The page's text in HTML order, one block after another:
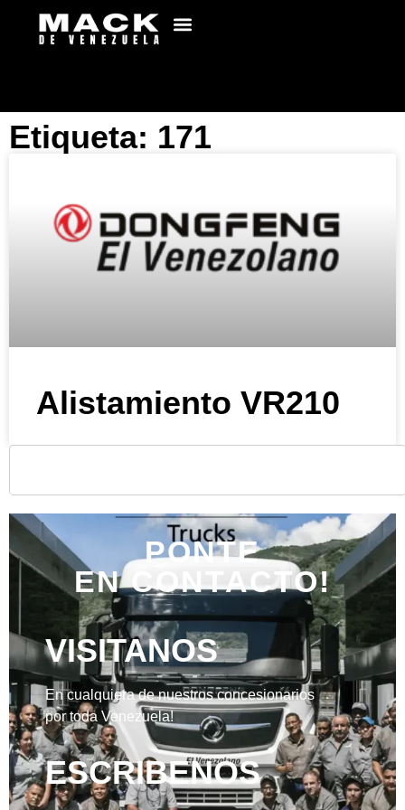
Etiqueta: 171
Alistamiento VR210
PONTE
EN CONTACTO!
VISITANOS
En cualquiera de nuestros concesionarios
por toda Venezuela!
ESCRIBENOS